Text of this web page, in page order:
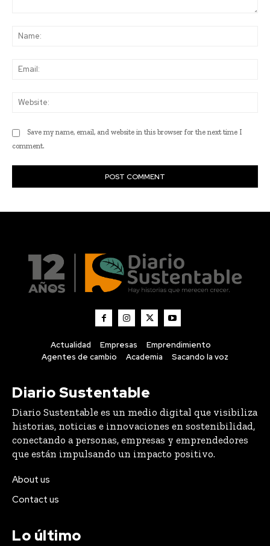
Actualidad Empresas
Emprendimiento
Agentes de cambio
Academia Sacando la voz
Diario Sustentable
Diario Sustentable es un medio digital que visibiliza
historias, noticias e innovaciones en sostenibilidad,
conectando a personas, empresas y emprendedores
que están impulsando un impacto positivo.
About us
Contact us
Lo último